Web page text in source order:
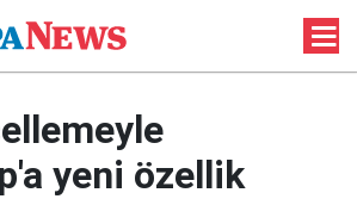
yeni özellik